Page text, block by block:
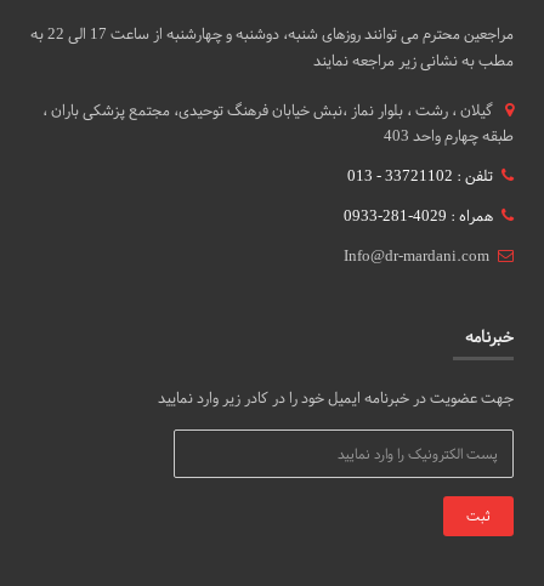
مراجعین محترم می توانند روزهای شنبه، دوشنبه و چهارشنبه از ساعت 17 الی 22 به
مطب به نشانی زیر مراجعه نمایند
گيلان ، رشت ، بلوار نماز ،نبش خیابان فرهنگ توحیدی، مجتمع پزشکی باران ،
طبقه چهارم واحد 403
تلفن : 33721102 - 013
همراه : 4029-281-0933
Info@dr-mardani.com
خبرنامه
جهت عضویت در خبرنامه ایمیل خود را در کادر زیر وارد نمایید